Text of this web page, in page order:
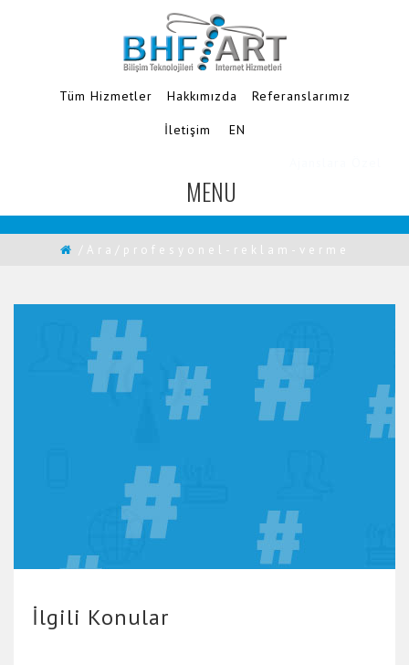
Tüm Hizmetler Hakkımızda Referanslarımız
İletişim
EN
MENU
TOGGLE
NAVIGATION
/Ara/profesyonel-reklam-verme
İlgili Konular